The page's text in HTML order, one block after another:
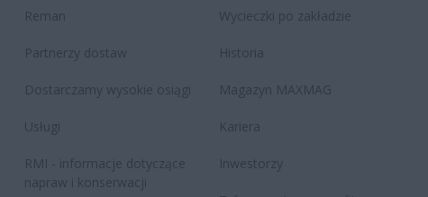
Reman
Partnerzy dostaw
Dostarczamy wysokie osiągi
Usługi
RMI - informacje dotyczące
napraw i konserwacji
Wycieczki po zakładzie
Historia
Magazyn MAXMAG
Kariera
Inwestorzy